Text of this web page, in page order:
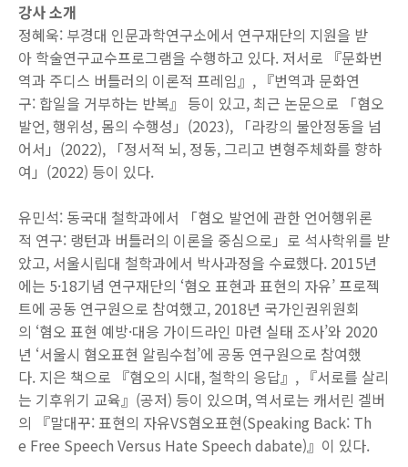
강사 소개
정혜욱: 부경대 인문과학연구소에서 연구재단의 지원을 받
아 학술연구교수프로그램을 수행하고 있다. 저서로 『문화번
역과 주디스 버틀러의 이론적 프레임』, 『번역과 문화연
구: 합일을 거부하는 반복』 등이 있고, 최근 논문으로 「혐오
발언, 행위성, 몸의 수행성」(2023), 「라캉의 불안정동을 넘
어서」(2022), 「정서적 뇌, 정동, 그리고 변형주체화를 향하
여」(2022) 등이 있다.
유민석: 동국대 철학과에서 「혐오 발언에 관한 언어행위론
적 연구: 랭턴과 버틀러의 이론을 중심으로」로 석사학위를 받
았고, 서울시립대 철학과에서 박사과정을 수료했다. 2015년
에는 5·18기념 연구재단의 ‘혐오 표현과 표현의 자유’ 프로젝
트에 공동 연구원으로 참여했고, 2018년 국가인권위원회
의 ‘혐오 표현 예방·대응 가이드라인 마련 실태 조사’와 2020
년 ‘서울시 혐오표현 알림수첩’에 공동 연구원으로 참여했
다. 지은 책으로 『혐오의 시대, 철학의 응답』, 『서로를 살리
는 기후위기 교육』(공저) 등이 있으며, 역서로는 캐서린 겔버
의 『말대꾸: 표현의 자유VS혐오표현(Speaking Back: Th
e Free Speech Versus Hate Speech dabate)』이 있다.